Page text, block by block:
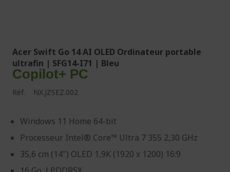
Acer Swift Go 14 AI OLED Ordinateur portable
ultrafin | SFG14-I71 | Bleu
Copilot+ PC
Réf. NX.JZSEZ.002
Windows 11 Home 64-bit
Processeur Intel® Core™ Ultra 7 355 2,30 GHz
35,6 cm (14") OLED 1,9K (1920 x 1200) 16:9